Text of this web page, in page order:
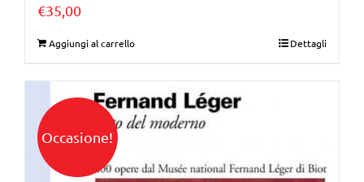
€35,00
Aggiungi al carrello Dettagli
Occasione!